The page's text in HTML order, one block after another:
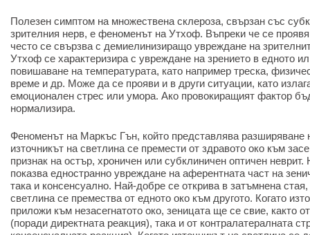
Полезен симптом на множествена склероза, свързан със
зрителния нерв, е феноменът на Утхоф. Въпреки че се
често се свързва с демиелинизиращо увреждане на
Утхоф се характеризира с увреждане на зрението в едното
повишаване на температурата, като например треска,
време и др. Може да се прояви и в други ситуации, като
емоционален стрес или умора. Ако провокиращият фактор
нормализира.
Феноменът на Маркъс Гън, който представлява разширяване
източникът на светлина се премести от здравото око към
признак на остър, хроничен или субклиничен оптичен
показва едностранно увреждане на аферентната част на
така и консенсуално. Най-добре се открива в затъмнена стая,
светлина се премества от едното око към другото. Когато
приложи към незасегнатото око, зеницата ще се свие, както
(поради директната реакция), така и от контралатералната